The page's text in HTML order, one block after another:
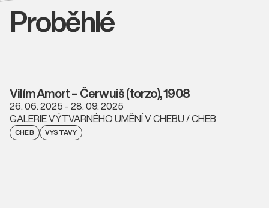
Proběhlé
Vilím Amort – Čerwuiš (torzo), 1908
26. 06. 2025 - 28. 09. 2025
GALERIE VÝTVARNÉHO UMĚNÍ V CHEBU / CHEB
CHEB VÝSTAVY